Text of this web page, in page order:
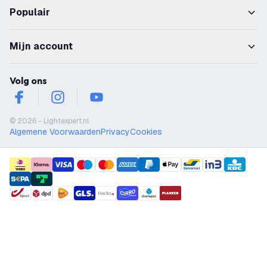
Populair
Mijn account
Volg ons
facebookinstagramyoutube
© 2026 - Lightexpert.nl
Algemene VoorwaardenPrivacyCookies
payment methods
shipment methods